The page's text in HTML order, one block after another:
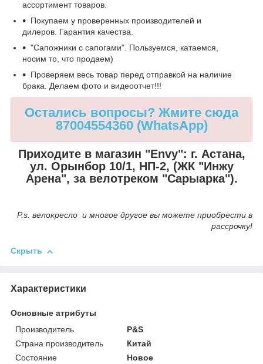
ассортимент товаров.
Покупаем у проверенных производителей и
дилеров. Гарантия качества.
"Сапожники с сапогами". Пользуемся, катаемся,
носим то, что продаем)
Проверяем весь товар перед отправкой на наличие
брака. Делаем фото и видеоотчет!!!
Остались вопросы? Жмите сюда
87004554360 (WhatsApp)
Приходите в магазин "Envy": г. Астана,
ул. Орынбор 10/1, НП-2, (ЖК "Инжу
Арена", за велотреком "Сарыарка").
P.s. велокресло и многое другое вы можете приобрести в
рассрочку!
Скрыть
Характеристики
Основные атрибуты
Производитель
P&S
Страна производитель
Китай
Состояние
Новое